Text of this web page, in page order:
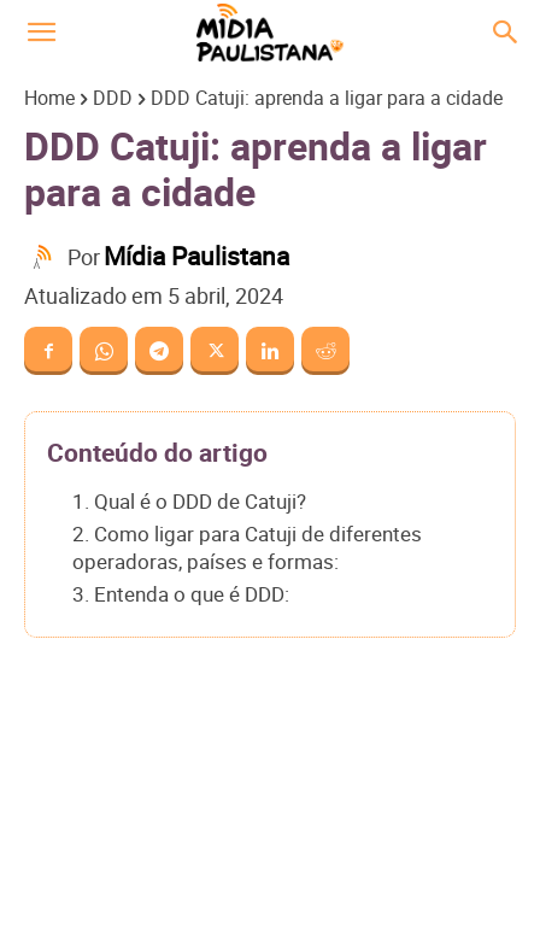
Home DDD DDD Catuji: aprenda a ligar para a cidade
DDD Catuji: aprenda a ligar
para a cidade
PorMídia Paulistana
Atualizado em 5 abril, 2024
Conteúdo do artigo
1. Qual é o DDD de Catuji?
2. Como ligar para Catuji de diferentes
operadoras, países e formas:
3. Entenda o que é DDD: